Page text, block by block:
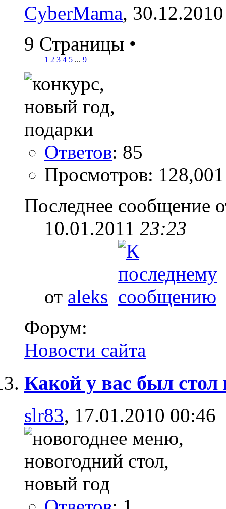
CyberMama,
9 Страницы •
1 2 3 4 5 ... 9
Ответов: 85
Просмотров: 128,001
Последнее сообщение
10.01.2011 23:23
от aleks
Форум:
Новости сайта
Какой у вас был
slr83, 17.01.2010 00:46